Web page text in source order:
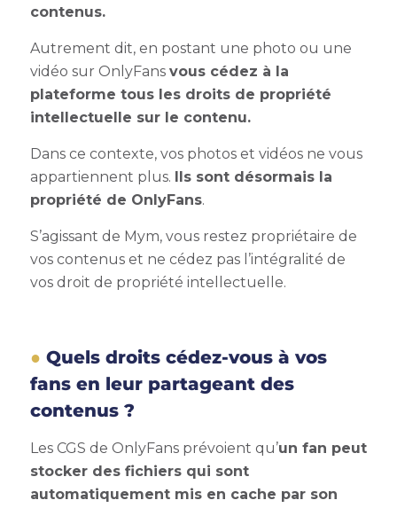
contenus.
Autrement dit, en postant une photo ou une
vidéo sur OnlyFans vous cédez à la
plateforme tous les droits de propriété
intellectuelle sur le contenu.
Dans ce contexte, vos photos et vidéos ne vous
appartiennent plus. Ils sont désormais la
propriété de OnlyFans.
S’agissant de Mym, vous restez propriétaire de
vos contenus et ne cédez pas l’intégralité de
vos droit de propriété intellectuelle.
Quels droits cédez-vous à vos
fans en leur partageant des
contenus ?
Les CGS de OnlyFans prévoient qu’un fan peut
stocker des fichiers qui sont
automatiquement mis en cache par son